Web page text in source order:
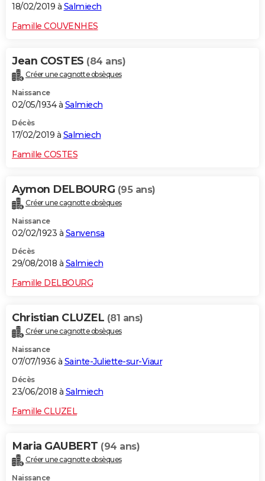
18/02/2019 à Salmiech
Famille COUVENHES
Jean COSTES (84 ans)
Créer une cagnotte obsèques
Naissance
02/05/1934 à Salmiech
Décès
17/02/2019 à Salmiech
Famille COSTES
Aymon DELBOURG (95 ans)
Créer une cagnotte obsèques
Naissance
02/02/1923 à Sanvensa
Décès
29/08/2018 à Salmiech
Famille DELBOURG
Christian CLUZEL (81 ans)
Créer une cagnotte obsèques
Naissance
07/07/1936 à Sainte-Juliette-sur-Viaur
Décès
23/06/2018 à Salmiech
Famille CLUZEL
Maria GAUBERT (94 ans)
Créer une cagnotte obsèques
Naissance